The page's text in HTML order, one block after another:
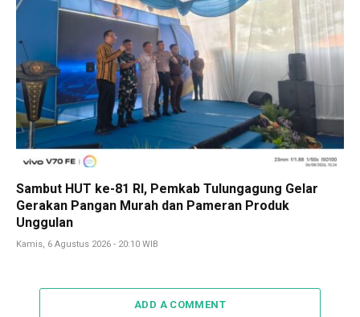
Sambut HUT ke-81 RI, Pemkab Tulungagung Gelar
Gerakan Pangan Murah dan Pameran Produk
Unggulan
Kamis, 6 Agustus 2026 - 20:10 WIB
ADD A COMMENT